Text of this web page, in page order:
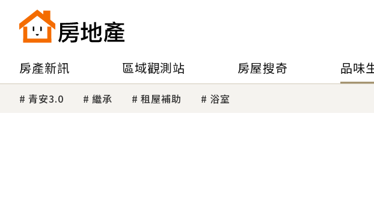
房產新訊 區域觀測站 房屋搜奇 品味
青安3.0 繼承 租屋補助 浴室